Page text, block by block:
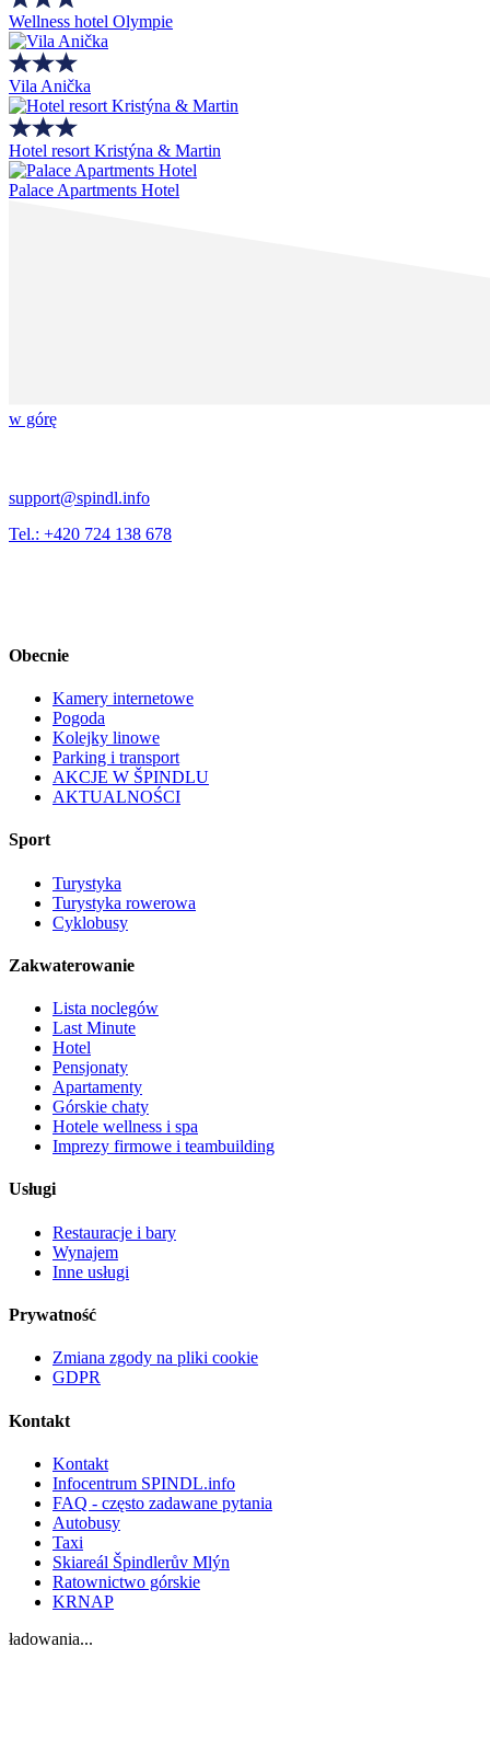
Wellness hotel Olympie
Vila Anička
Hotel resort Kristýna & Martin
Palace Apartments Hotel
w górę
support@spindl.info
Tel.: +420 724 138 678
Obecnie
Kamery internetowe
Pogoda
Kolejky linowe
Parking i transport
AKCJE W ŠPINDLU
AKTUALNOŚCI
Sport
Turystyka
Turystyka rowerowa
Cyklobusy
Zakwaterowanie
Lista noclegów
Last Minute
Hotel
Pensjonaty
Apartamenty
Górskie chaty
Hotele wellness i spa
Imprezy firmowe i teambuilding
Usługi
Restauracje i bary
Wynajem
Inne usługi
Prywatność
Zmiana zgody na pliki cookie
GDPR
Kontakt
Kontakt
Infocentrum SPINDL.info
FAQ - często zadawane pytania
Autobusy
Taxi
Skiareál Špindlerův Mlýn
Ratownictwo górskie
KRNAP
ładowania...